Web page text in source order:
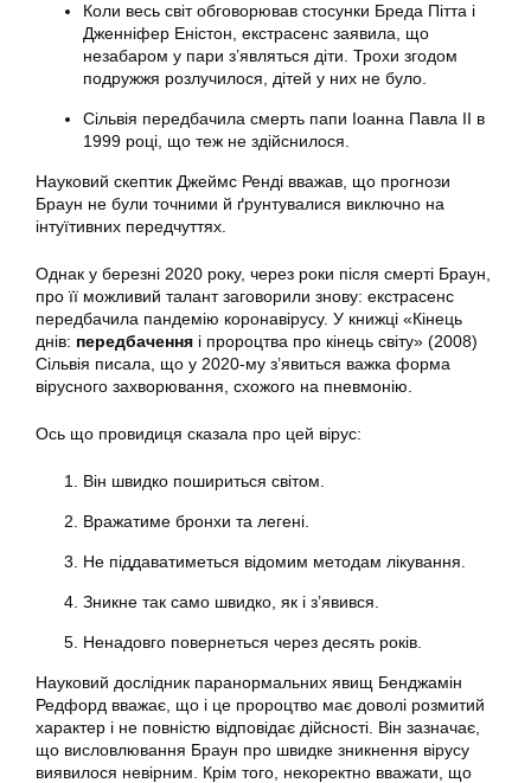
Коли весь світ обговорював стосунки Бреда Пітта і
Дженніфер Еністон, екстрасенс заявила, що
незабаром у пари з’являться діти. Трохи згодом
подружжя розлучилося, дітей у них не було.
Сільвія передбачила смерть папи Іоанна Павла II в
1999 році, що теж не здійснилося.
Науковий скептик Джеймс Ренді вважав, що прогнози
Браун не були точними й ґрунтувалися виключно на
інтуїтивних передчуттях.
Однак у березні 2020 року, через роки після смерті Браун,
про її можливий талант заговорили знову: екстрасенс
передбачила пандемію коронавірусу. У книжці «Кінець
днів: передбачення і пророцтва про кінець світу» (2008)
Сільвія писала, що у 2020-му з’явиться важка форма
вірусного захворювання, схожого на пневмонію.
Ось що провидиця сказала про цей вірус:
Він швидко пошириться світом.
Вражатиме бронхи та легені.
Не піддаватиметься відомим методам лікування.
Зникне так само швидко, як і з’явився.
Ненадовго повернеться через десять років.
Науковий дослідник паранормальних явищ Бенджамін
Редфорд вважає, що і це пророцтво має доволі розмитий
характер і не повністю відповідає дійсності. Він зазначає,
що висловлювання Браун про швидке зникнення вірусу
виявилося невірним. Крім того, некоректно вважати, що